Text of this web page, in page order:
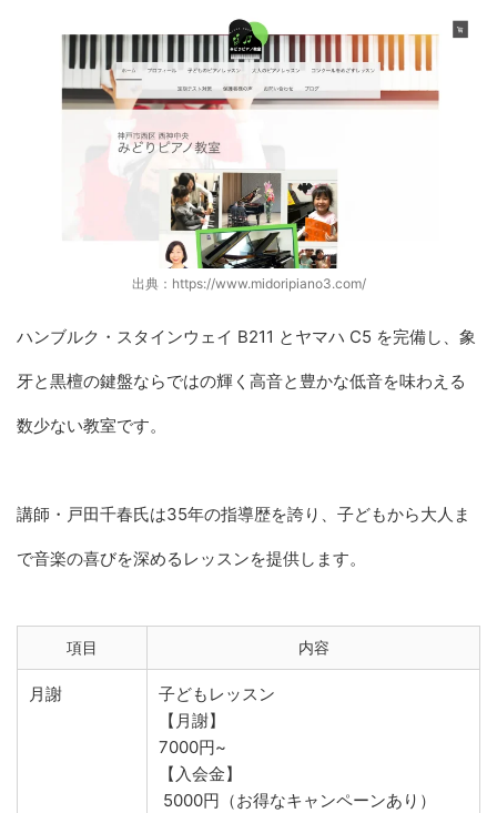
出典：https://www.midoripiano3.com/
ハンブルク・スタインウェイ B211 とヤマハ C5 を完備し、象
牙と黒檀の鍵盤ならではの輝く高音と豊かな低音を味わえる
数少ない教室です。
講師・戸田千春氏は35年の指導歴を誇り、子どもから大人ま
で音楽の喜びを深めるレッスンを提供します。
項目 内容
月謝
子どもレッスン
【月謝】
7000円~
【入会金】
5000円（お得なキャンペーンあり）